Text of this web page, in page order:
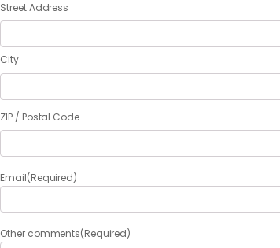
Street Address
City
ZIP / Postal Code
Email(Required)
Other comments(Required)